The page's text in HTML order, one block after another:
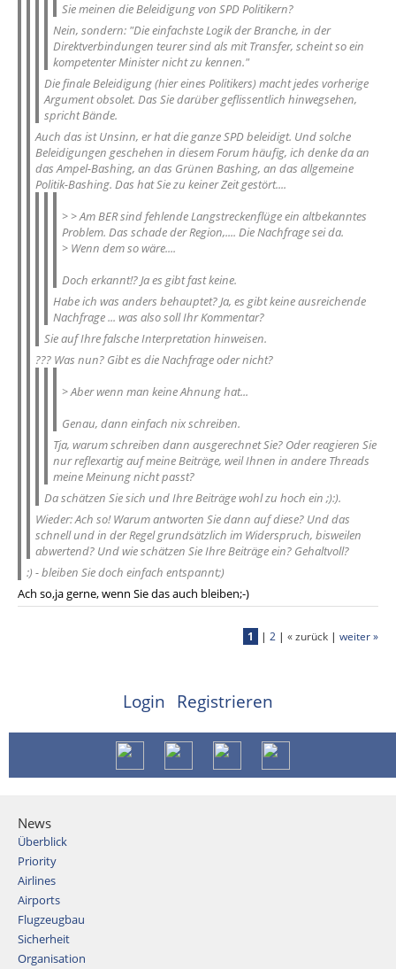
Sie meinen die Beleidigung von SPD Politikern?
Nein, sondern: "Die einfachste Logik der Branche, in der
Direktverbindungen teurer sind als mit Transfer, scheint so ein
kompetenter Minister nicht zu kennen."
Die finale Beleidigung (hier eines Politikers) macht jedes vorherige
Argument obsolet. Das Sie darüber geflissentlich hinwegsehen,
spricht Bände.
Auch das ist Unsinn, er hat die ganze SPD beleidigt. Und solche
Beleidigungen geschehen in diesem Forum häufig, ich denke da an
das Ampel-Bashing, an das Grünen Bashing, an das allgemeine
Politik-Bashing. Das hat Sie zu keiner Zeit gestört....
> > Am BER sind fehlende Langstreckenflüge ein altbekanntes
Problem. Das schade der Region,.... Die Nachfrage sei da.
> Wenn dem so wäre....
Doch erkannt!? Ja es gibt fast keine.
Habe ich was anders behauptet? Ja, es gibt keine ausreichende
Nachfrage ... was also soll Ihr Kommentar?
Sie auf Ihre falsche Interpretation hinweisen.
??? Was nun? Gibt es die Nachfrage oder nicht?
> Aber wenn man keine Ahnung hat...
Genau, dann einfach nix schreiben.
Tja, warum schreiben dann ausgerechnet Sie? Oder reagieren Sie
nur reflexartig auf meine Beiträge, weil Ihnen in andere Threads
meine Meinung nicht passt?
Da schätzen Sie sich und Ihre Beiträge wohl zu hoch ein ;):).
Wieder: Ach so! Warum antworten Sie dann auf diese? Und das
schnell und in der Regel grundsätzlich im Widerspruch, bisweilen
abwertend? Und wie schätzen Sie Ihre Beiträge ein? Gehaltvoll?
:) - bleiben Sie doch einfach entspannt;)
Ach so,ja gerne, wenn Sie das auch bleiben;-)
1 | 2 | « zurück | weiter »
Login Registrieren
News
Überblick
Priority
Airlines
Airports
Flugzeugbau
Sicherheit
Organisation